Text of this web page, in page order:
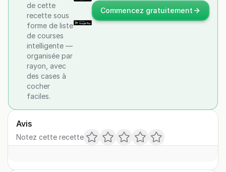
de cette
recette sous
forme de liste
de courses
intelligente —
organisée par
rayon, avec
des cases à
cocher
faciles.
Commencez gratuitement
Avis
Notez cette recette